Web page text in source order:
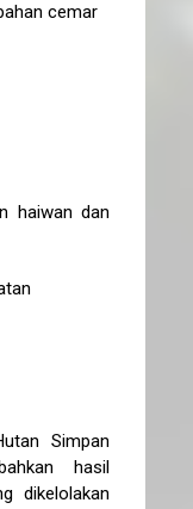
cemar
haiwan dan
Simpan
hasil
dikelolakan